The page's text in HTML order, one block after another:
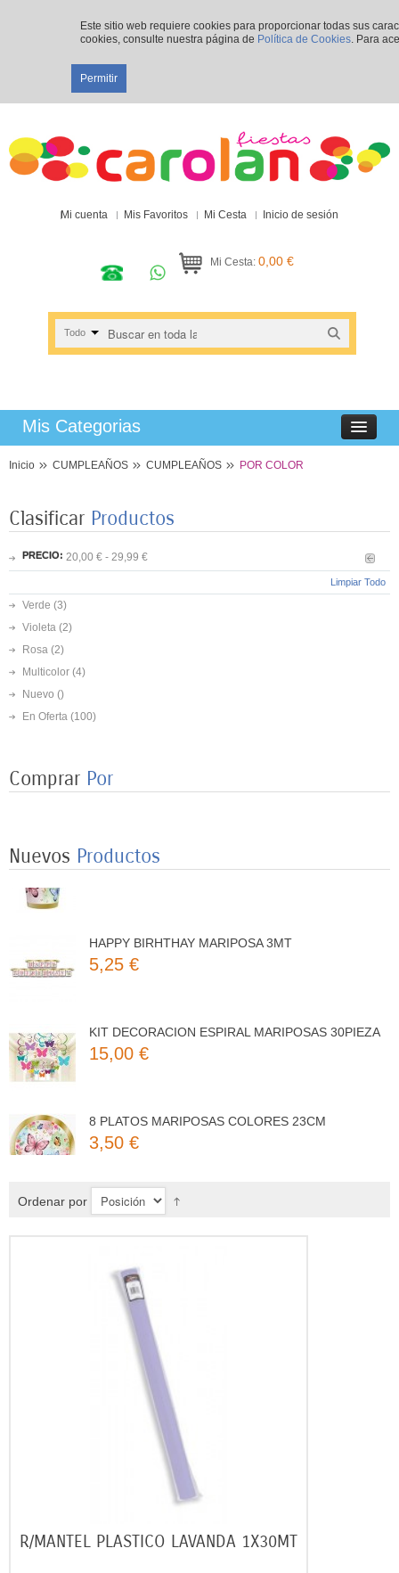
Este sitio web requiere cookies para proporcionar todas sus
cookies, consulte nuestra página de Política de Cookies. Para
Permitir
Mi cuenta Mis Favoritos Mi Cesta Inicio de sesión
Mi Cesta: 0,00 €
Todo
Mis Categorias
Inicio CUMPLEAÑOS CUMPLEAÑOS POR COLOR
Clasificar Productos
PRECIO: 20,00 € - 29,99 €
Limpiar Todo
Verde (3)
Violeta (2)
Rosa (2)
Multicolor (4)
Nuevo ()
En Oferta (100)
Comprar Por
Nuevos Productos
8 PLATOS MARIPOSAS COLORES 23CM
Ordenar por
R/MANTEL PLASTICO LAVANDA 1X30MT